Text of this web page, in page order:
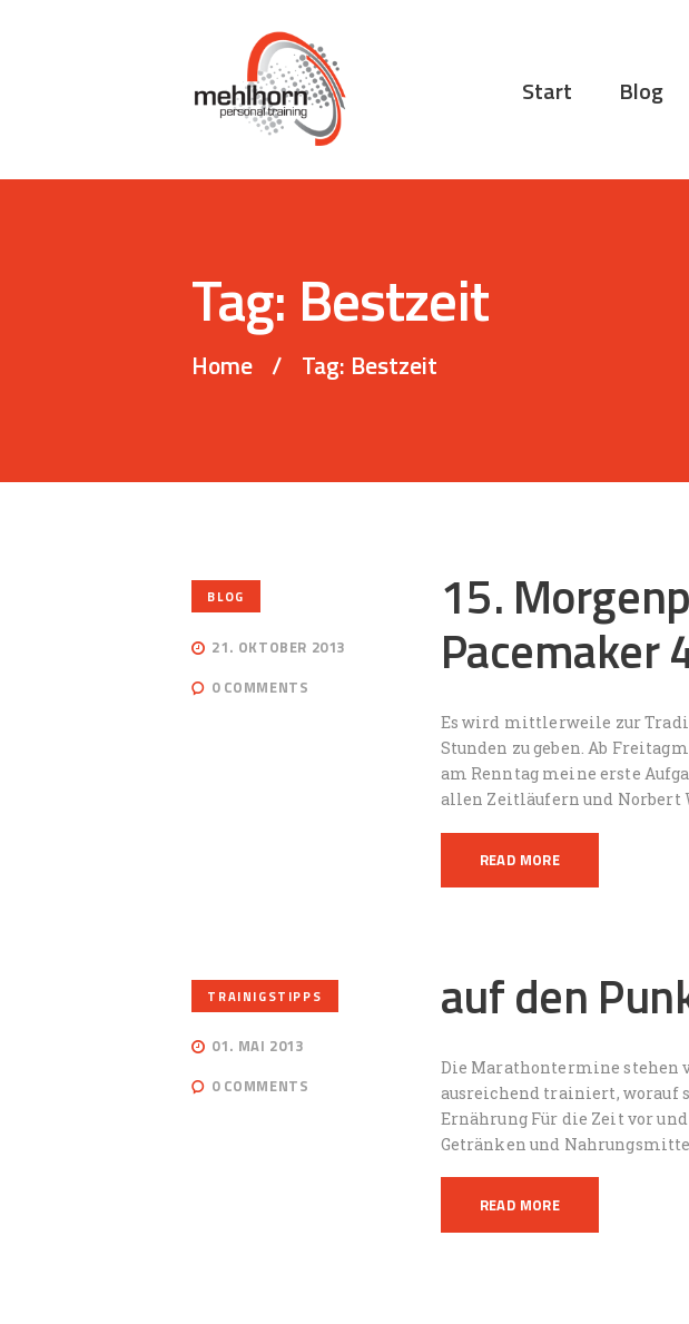
Start Blog
Tag: Bestzeit
Home Tag: Bestzeit
BLOG
BLOG
21. OKTOBER 2013
0 COMMENTS
15.
Pacemaker
Es wird mittlerweile zur
Stunden zu geben. Ab
am Renntag meine erste
allen Zeitläufern und Norbert
READ MORE
TRAINIGSTIPPS
01. MAI 2013
0 COMMENTS
auf den
Die Marathontermine stehen
ausreichend trainiert, worauf
Ernährung Für die Zeit vor
Getränken und
READ MORE